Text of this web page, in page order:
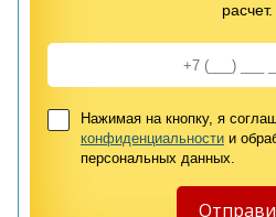
расчет.
Нажимая на кнопку, я
конфиденциальности и
персональных данных.